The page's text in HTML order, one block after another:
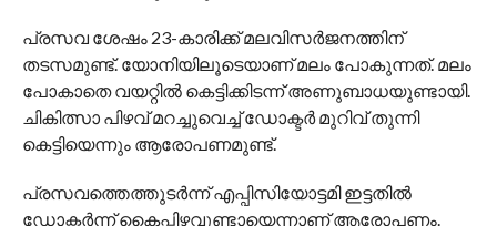
പ്രസവ ശേഷം 23-കാരിക്ക് മലവിസര്‍ജനത്തിന്
തടസമുണ്ട്. യോനിയിലൂടെയാണ് മലം പോകുന്നത്. മലം
പോകാതെ വയറ്റില്‍ കെട്ടിക്കിടന്ന് അണുബാധയുണ്ടായി.
ചികിത്സാ പിഴവ് മറച്ചുവെച്ച് ഡോക്ടര്‍ മുറിവ് തുന്നി
കെട്ടിയെന്നും ആരോപണമുണ്ട്.
പ്രസവത്തെത്തുടര്‍ന്ന് എപ്പിസിയോട്ടമി ഇട്ടതില്‍
ഡോക്ടര്‍ന്ന് കൈപ്പിഴവുണ്ടായെന്നാണ് ആരോപണം.